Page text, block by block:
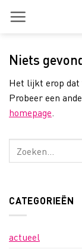
Niets
Het lijkt erop dat
Probeer een
homepage
CATEGORIEËN
actueel